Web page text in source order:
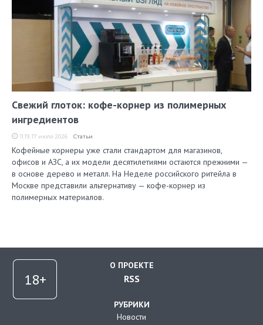
Свежий глоток: кофе-корнер из полимерных
ингредиентов
11:19, 17 июля 2026 Статьи
Кофейные корнеры уже стали стандартом для магазинов,
офисов и АЗС, а их модели десятилетиями остаются прежними —
в основе дерево и металл. На Неделе российского ритейла в
Москве представили альтернативу — кофе-корнер из
полимерных материалов.
О ПРОЕКТЕ
RSS
РУБРИКИ
Новости